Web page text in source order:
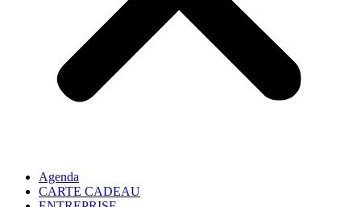
Agenda
CARTE CADEAU